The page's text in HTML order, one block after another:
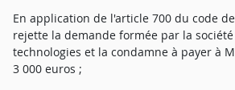
En application de l'article 700 du code
rejette la demande formée par la
technologies et la condamne à payer à
3 000 euros ;